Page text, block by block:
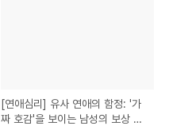
[연애심리] 유사 연애의 함정: '가
짜 호감'을 보이는 남성의 보상 심